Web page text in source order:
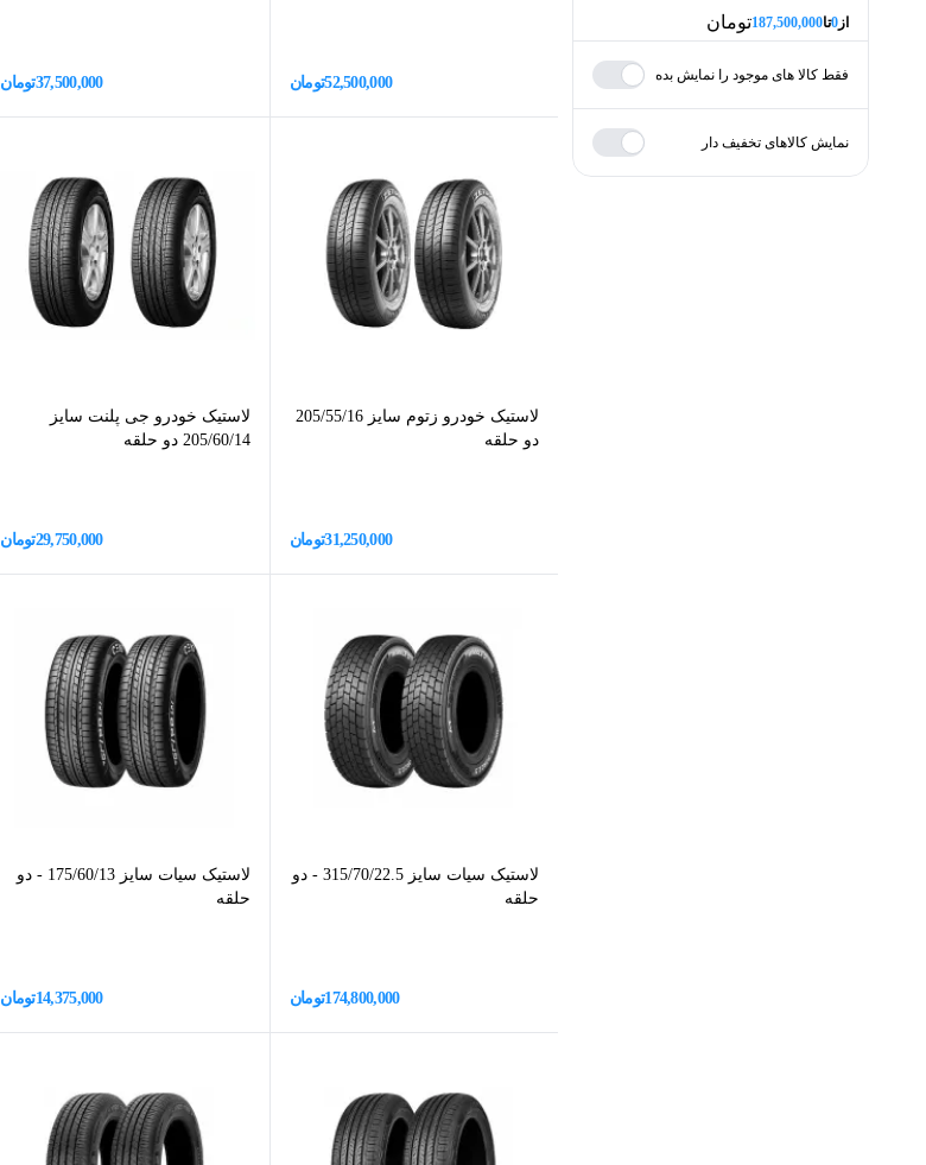
از0تا187,500,000تومان
بیشترین
ازminPrice تومان
فقط کالا های موجود را نمایش بده
نمایش کالاهای تخفیف دار
52,500,000تومان 37,500,000تومان
لاستیک خودرو زتوم سایز 205/55/16
دو حلقه
31,250,000تومان
لاستیک خودرو جی پلنت سایز
205/60/14 دو حلقه
29,750,000تومان
لاستیک سیات سایز 315/70/22.5 - دو
حلقه
174,800,000تومان
لاستیک سیات سایز 175/60/13 - دو
حلقه
14,375,000تومان